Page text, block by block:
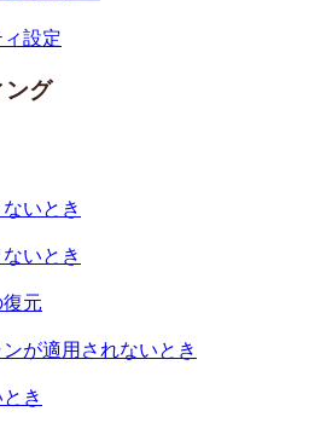
設定
ング
いとき
いとき
元
が適用されないとき
き